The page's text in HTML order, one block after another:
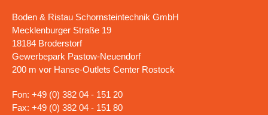
Boden & Ristau Schornsteintechnik GmbH
Mecklenburger Straße 19
18184 Broderstorf
Gewerbepark Pastow-Neuendorf
200 m vor Hanse-Outlets Center Rostock
Fon: +49 (0) 382 04 - 151 20
Fax: +49 (0) 382 04 - 151 80